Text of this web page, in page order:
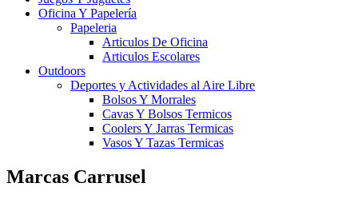
Oficina Y Papelería
Papeleria
Articulos De Oficina
Articulos Escolares
Outdoors
Deportes y Actividades al Aire Libre
Bolsos Y Morrales
Cavas Y Bolsos Termicos
Coolers Y Jarras Termicas
Vasos Y Tazas Termicas
Marcas Carrusel